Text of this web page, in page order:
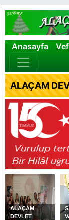
Anasayfa
ALAÇAM
ALAÇAM
DEVLET